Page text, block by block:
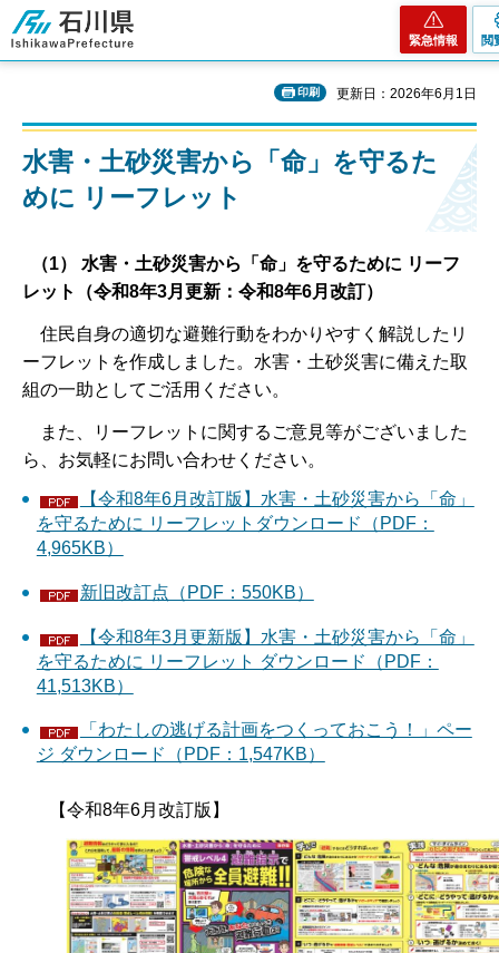
石川県
緊急情報 閲
印刷 更新日：2026年6月1日
水害・土砂災害から「命」を守るた
めに リーフレット
（1） 水害・土砂災害から「命」を守るために リーフ
レット（令和8年3月更新：令和8年6月改訂）
住民自身の適切な避難行動をわかりやすく解説したリ
ーフレットを作成しました。水害・土砂災害に備えた取
組の一助としてご活用ください。
また、リーフレットに関するご意見等がございました
ら、お気軽にお問い合わせください。
【令和8年6月改訂版】水害・土砂災害から「命」
を守るために リーフレットダウンロード（PDF：
4,965KB）
新旧改訂点（PDF：550KB）
【令和8年3月更新版】水害・土砂災害から「命」
を守るために リーフレット ダウンロード（PDF：
41,513KB）
「わたしの逃げる計画をつくっておこう！」ペー
ジ ダウンロード（PDF：1,547KB）
【令和8年6月改訂版】